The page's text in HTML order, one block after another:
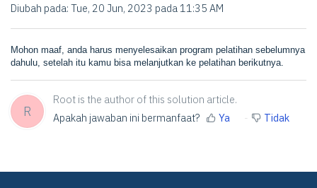
Diubah pada: Tue, 20 Jun, 2023 pada 11:35 AM
Mohon maaf, anda harus menyelesaikan program pelatihan sebelumnya
dahulu, setelah itu kamu bisa melanjutkan ke pelatihan berikutnya.
R
Root is the author of this solution article.
Apakah jawaban ini bermanfaat?
Ya Tidak